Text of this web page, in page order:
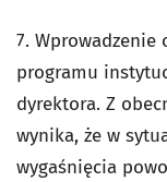
7.
programu
dyrektora. Z
wynika, że w
wygaśnięcia